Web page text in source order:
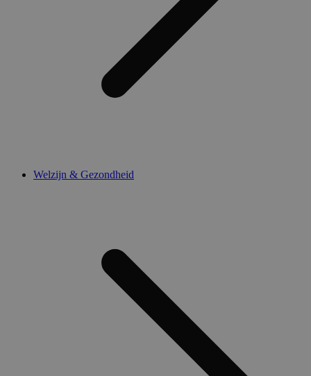
Welzijn & Gezondheid